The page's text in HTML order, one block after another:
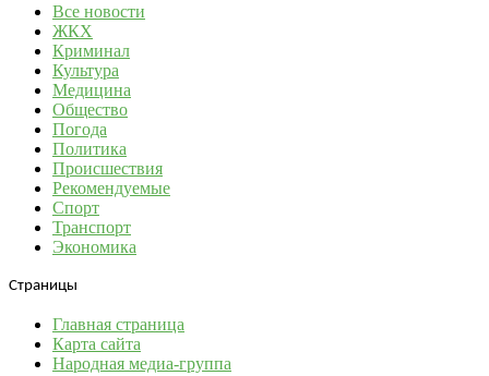
Все новости
ЖКХ
Криминал
Культура
Медицина
Общество
Погода
Политика
Происшествия
Рекомендуемые
Спорт
Транспорт
Экономика
Страницы
Главная страница
Карта сайта
Народная медиа-группа